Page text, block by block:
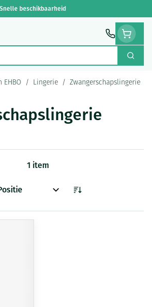
Snelle beschikbaarheid
Zoek
EHBO / Lingerie / Zwangerschapslingerie
1 item
op: